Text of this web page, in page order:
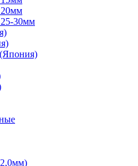
20мм
25-30мм